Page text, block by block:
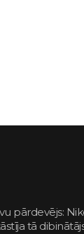
pārdevējs:
tā